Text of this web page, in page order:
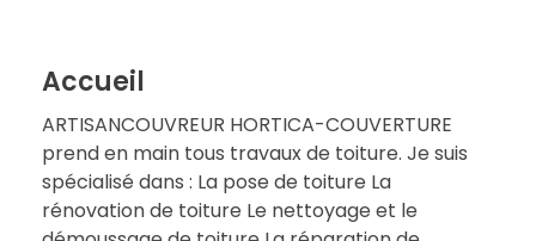
Accueil
ARTISANCOUVREUR HORTICA-COUVERTURE
prend en main tous travaux de toiture. Je suis
spécialisé dans : La pose de toiture La
rénovation de toiture Le nettoyage et le